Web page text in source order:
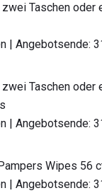
Taschen oder
| Angebotsende:
Taschen oder
| Angebotsende:
Wipes 56
| Angebotsende: